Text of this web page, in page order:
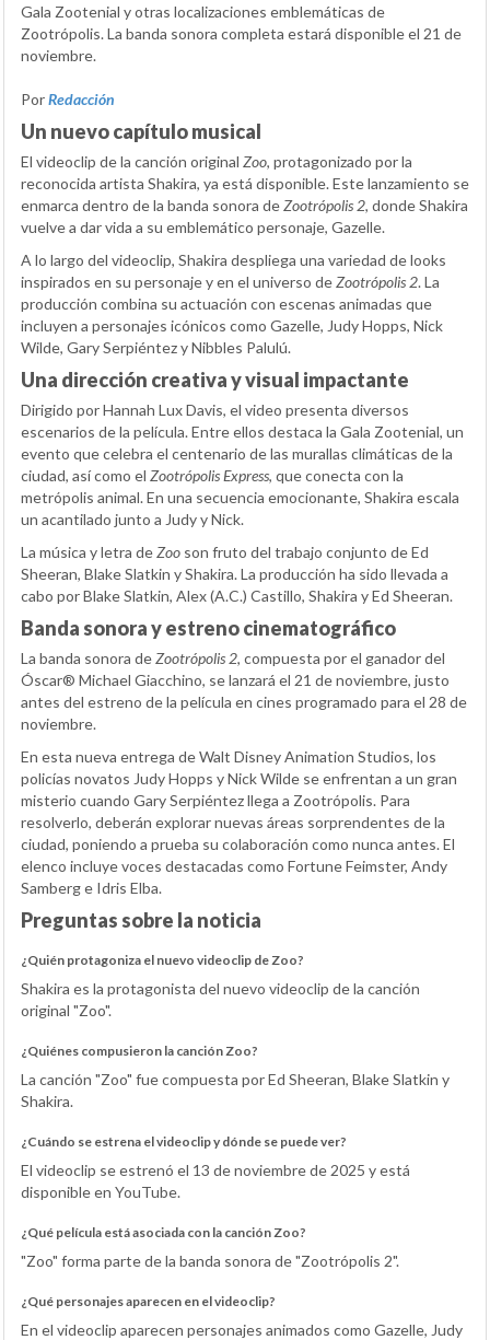
Gala Zootenial y otras localizaciones emblemáticas de
Zootrópolis. La banda sonora completa estará disponible el 21 de
noviembre.
PorRedacción
Un nuevo capítulo musical
El videoclip de la canción original Zoo, protagonizado por la
reconocida artista Shakira, ya está disponible. Este lanzamiento se
enmarca dentro de la banda sonora deZootrópolis 2, donde Shakira
vuelve a dar vida a su emblemático personaje, Gazelle.
A lo largo del videoclip, Shakira despliega una variedad de looks
inspirados en su personaje y en el universo deZootrópolis 2. La
producción combina su actuación con escenas animadas que
incluyen a personajes icónicos como Gazelle, Judy Hopps, Nick
Wilde, Gary Serpiéntez y Nibbles Palulú.
Una dirección creativa y visual impactante
Dirigido por Hannah Lux Davis, el video presenta diversos
escenarios de la película. Entre ellos destaca la Gala Zootenial, un
evento que celebra el centenario de las murallas climáticas de la
ciudad, así como el Zootrópolis Express, que conecta con la
metrópolis animal. En una secuencia emocionante, Shakira escala
un acantilado junto a Judy y Nick.
La música y letra deZoo son fruto del trabajo conjunto de Ed
Sheeran, Blake Slatkin y Shakira. La producción ha sido llevada a
cabo por Blake Slatkin, Alex (A.C.) Castillo, Shakira y Ed Sheeran.
Banda sonora y estreno cinematográfico
La banda sonora deZootrópolis 2, compuesta por el ganador del
Óscar® Michael Giacchino, se lanzará el 21 de noviembre, justo
antes del estreno de la película en cines programado para el 28 de
noviembre.
En esta nueva entrega de Walt Disney Animation Studios, los
policías novatos Judy Hopps y Nick Wilde se enfrentan a un gran
misterio cuando Gary Serpiéntez llega a Zootrópolis. Para
resolverlo, deberán explorar nuevas áreas sorprendentes de la
ciudad, poniendo a prueba su colaboración como nunca antes. El
elenco incluye voces destacadas como Fortune Feimster, Andy
Samberg e Idris Elba.
Preguntas sobre la noticia
¿Quién protagoniza el nuevo videoclip de Zoo?
Shakira es la protagonista del nuevo videoclip de la canción
original "Zoo".
¿Quiénes compusieron la canción Zoo?
La canción "Zoo" fue compuesta por Ed Sheeran, Blake Slatkin y
Shakira.
¿Cuándo se estrena el videoclip y dónde se puede ver?
El videoclip se estrenó el 13 de noviembre de 2025 y está
disponible en YouTube.
¿Qué película está asociada con la canción Zoo?
"Zoo" forma parte de la banda sonora de "Zootrópolis 2".
¿Qué personajes aparecen en el videoclip?
En el videoclip aparecen personajes animados como Gazelle, Judy